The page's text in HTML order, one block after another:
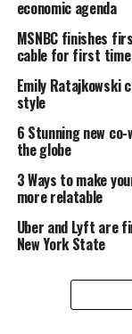
occaecati
in culpa qui
laborum et
Quis autem vel
voluptate velit
vel illum qui
Temporibus
rerum
repudiandae sint
reiciendis
perferendis
economic agenda
MSNBC finishes
cable for first time
Emily Ratajkowski
style
6 Stunning new
the globe
3 Ways to make
more relatable
Uber and Lyft are
New York State